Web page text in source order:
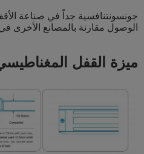
جونسونتنافسية جداً في صناعة
الوصول مقارنة بالمصانع الأخرى
ميزة القفل